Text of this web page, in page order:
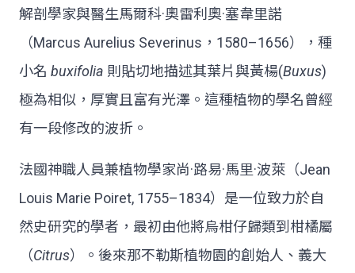
解剖學家與醫生馬爾科·奧雷利奧·塞韋里諾
（Marcus Aurelius Severinus，1580–1656），種
小名 buxifolia 則貼切地描述其葉片與黃楊(Buxus)
極為相似，厚實且富有光澤。這種植物的學名曾經
有一段修改的波折。
法國神職人員兼植物學家尚·路易·馬里·波萊（Jean
Louis Marie Poiret, 1755–1834）是一位致力於自
然史研究的學者，最初由他將烏柑仔歸類到柑橘屬
（Citrus）。後來那不勒斯植物園的創始人、義大